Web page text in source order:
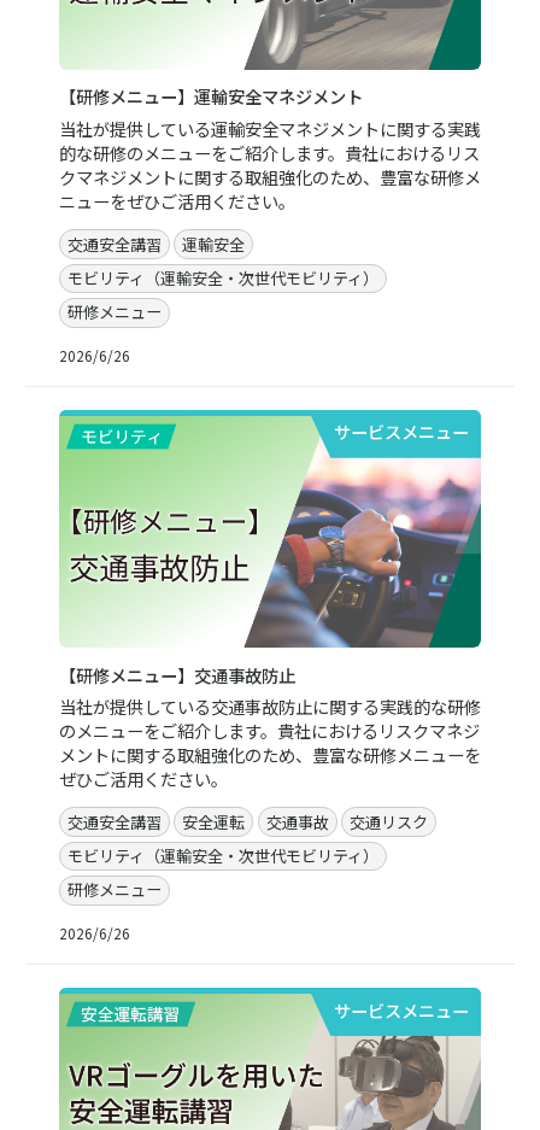
【研修メニュー】運輸安全マネジメント
当社が提供している運輸安全マネジメントに関する実践
的な研修のメニューをご紹介します。貴社におけるリス
クマネジメントに関する取組強化のため、豊富な研修メ
ニューをぜひご活用ください。
交通安全講習
運輸安全
モビリティ（運輸安全・次世代モビリティ）
研修メニュー
2026/6/26
サービスメニュー
【研修メニュー】交通事故防止
当社が提供している交通事故防止に関する実践的な研修
のメニューをご紹介します。貴社におけるリスクマネジ
メントに関する取組強化のため、豊富な研修メニューを
ぜひご活用ください。
交通安全講習 安全運転 交通事故
交通リスク
モビリティ（運輸安全・次世代モビリティ）
研修メニュー
2026/6/26
サービスメニュー